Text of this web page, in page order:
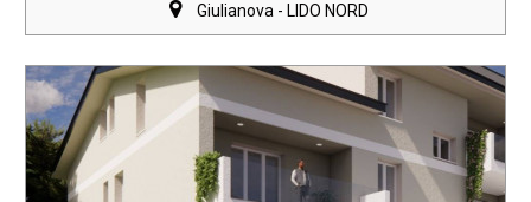
Giulianova - LIDO NORD